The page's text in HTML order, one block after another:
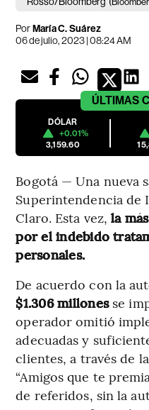
PorMaría C. Suárez
06 de julio, 2023 | 08:24 AM
ÚLTIMAS
DÓLAR
+0.01%
3,159.60
Bogotá — Una nueva
Superintendencia de
Claro. Esta vez, la
por el indebido
personales.
De acuerdo con la
$1.306 millonesse
operador omitió
adecuadas y
clientes, a través de
“Amigos que te
de referidos, sin la